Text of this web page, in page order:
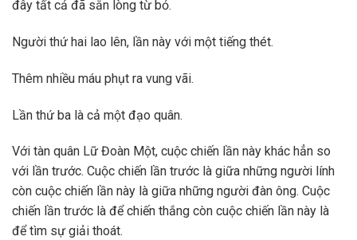
đây tất cả đã sẵn lòng từ bỏ.
Người thứ hai lao lên, lần này với một tiếng thét.
Thêm nhiều máu phụt ra vung vãi.
Lần thứ ba là cả một đạo quân.
Với tàn quân Lữ Đoàn Một, cuộc chiến lần này khác hẳn so
với lần trước. Cuộc chiến lần trước là giữa những người lính
còn cuộc chiến lần này là giữa những người đàn ông. Cuộc
chiến lần trước là để chiến thắng còn cuộc chiến lần này là
để tìm sự giải thoát.